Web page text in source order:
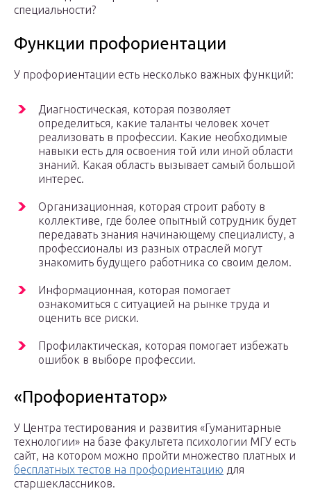
специальности?
Функции профориентации
У профориентации есть несколько важных функций:
Диагностическая, которая позволяет
определиться, какие таланты человек хочет
реализовать в профессии. Какие необходимые
навыки есть для освоения той или иной области
знаний. Какая область вызывает самый большой
интерес.
Организационная, которая строит работу в
коллективе, где более опытный сотрудник будет
передавать знания начинающему специалисту, а
профессионалы из разных отраслей могут
знакомить будущего работника со своим делом.
Информационная, которая помогает
ознакомиться с ситуацией на рынке труда и
оценить все риски.
Профилактическая, которая помогает избежать
ошибок в выборе профессии.
«Профориентатор»
У Центра тестирования и развития «Гуманитарные
технологии» на базе факультета психологии МГУ есть
сайт, на котором можно пройти множество платных и
бесплатных тестов на профориентацию для
старшеклассников.